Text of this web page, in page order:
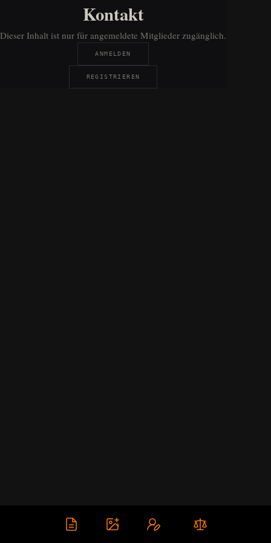
Kontakt
Dieser Inhalt ist nur für angemeldete Mitglieder zugänglich.
ANMELDEN
REGISTRIEREN